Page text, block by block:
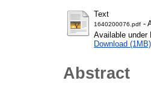
Text
1640200076.pdf -
Available under
Download (1MB)
Abstract